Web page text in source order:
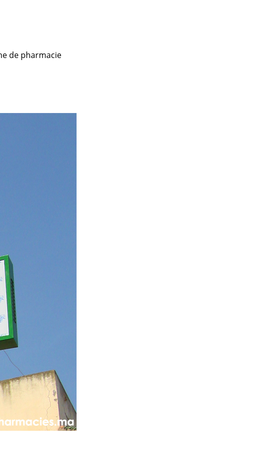
de pharmacie